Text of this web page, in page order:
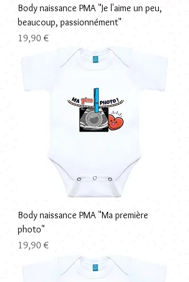
Body naissance PMA "Je l'aime un peu,
beaucoup, passionnément"
Prix
19,90 €
Body naissance PMA "Ma première
photo"
Prix
19,90 €